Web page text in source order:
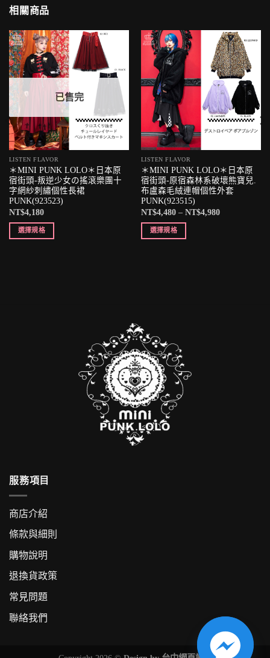
相關商品
已售完
LISTEN FLAVOR
＊MINI PUNK LOLO＊日本原
宿街頭-叛逆少女の搖滾樂團十
字網紗刺繡個性長裙
PUNK(923523)
NT$4,180
選擇規格
LISTEN FLAVOR
＊MINI PUNK LOLO＊日本原
宿街頭-原宿森林系破壞熊寶兒.
布盧森毛絨連帽個性外套
PUNK(923515)
NT$4,480– NT$4,980
選擇規格
服務項目
商店介紹
條款與細則
購物說明
退換貨政策
常見問題
聯絡我們